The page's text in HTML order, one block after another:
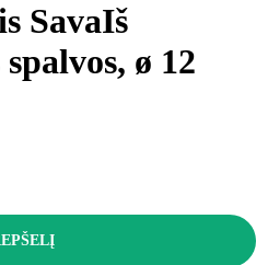
SavaIš
ø 12